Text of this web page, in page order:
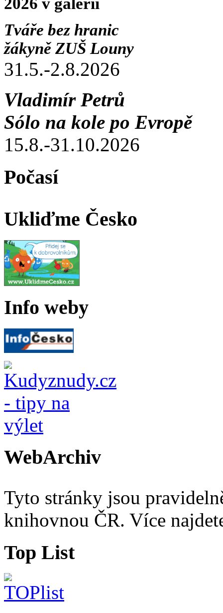
2026 v galerii
Tváře bez hranic
žákyně ZUŠ Louny
31.5.-2.8.2026
Vladimír Petrů
Sólo na kole po Evropě
15.8.-31.10.2026
Počasí
Ukliďme Česko
Info weby
WebArchiv
Tyto stránky jsou
knihovnou ČR. Více
Top List